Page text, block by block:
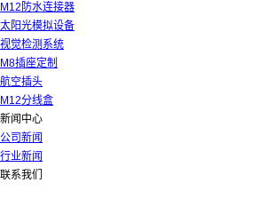
M12防水连接器
太阳光模拟设备
视觉检测系统
M8插座定制
航空插头
M12分线盒
新闻中心
公司新闻
行业新闻
联系我们